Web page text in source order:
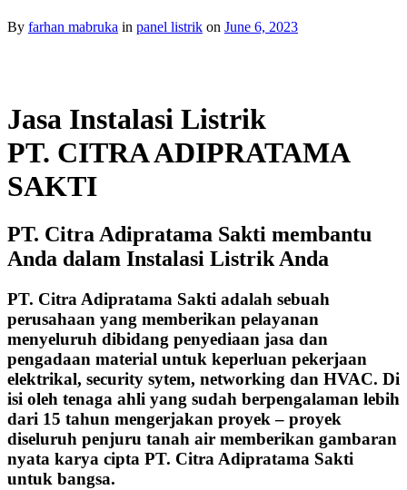
By farhan mabruka in panel listrik on June 6, 2023
Jasa Instalasi Listrik
PT. CITRA ADIPRATAMA
SAKTI
PT. Citra Adipratama Sakti membantu
Anda dalam Instalasi Listrik Anda
PT. Citra Adipratama Sakti adalah sebuah
perusahaan yang memberikan pelayanan
menyeluruh dibidang penyediaan jasa dan
pengadaan material untuk keperluan pekerjaan
elektrikal, security sytem, networking dan HVAC. Di
isi oleh tenaga ahli yang sudah berpengalaman lebih
dari 15 tahun mengerjakan proyek – proyek
diseluruh penjuru tanah air memberikan gambaran
nyata karya cipta PT. Citra Adipratama Sakti
untuk bangsa.